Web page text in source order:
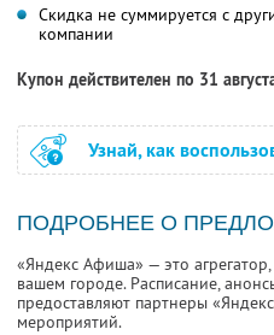
Скидка не суммируется с
компании
Купон действителен по 31
Узнай, как
ПОДРОБНЕЕ О
«Яндекс Афиша» — это
вашем городе. Расписание,
предоставляют партнеры
мероприятий.